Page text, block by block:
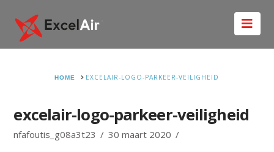
HOME
EXCELAIR-LOGO-PARKEER-VEILIGHEID
excelair-logo-parkeer-veiligheid
nfafoutis_g08a3t23 30 maart 2020